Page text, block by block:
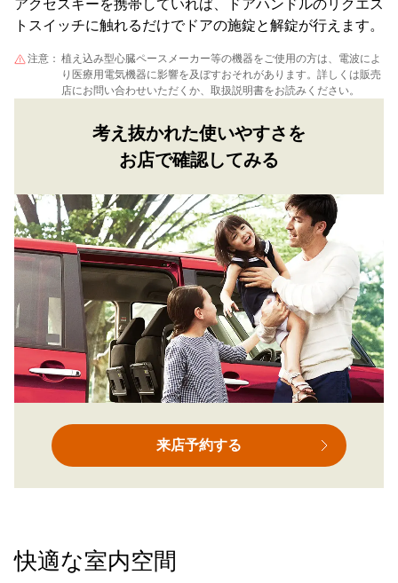
アクセスキーを携帯していれば、ドアハンドルのリクエス
トスイッチに触れるだけでドアの施錠と解錠が行えます。
注意： 植え込み型心臓ペースメーカー等の機器をご使用の方は、電波によ
り医療用電気機器に影響を及ぼすおそれがあります。詳しくは販売
店にお問い合わせいただくか、取扱説明書をお読みください。
考え抜かれた使いやすさを
お店で確認してみる
来店予約する
快適な室内空間